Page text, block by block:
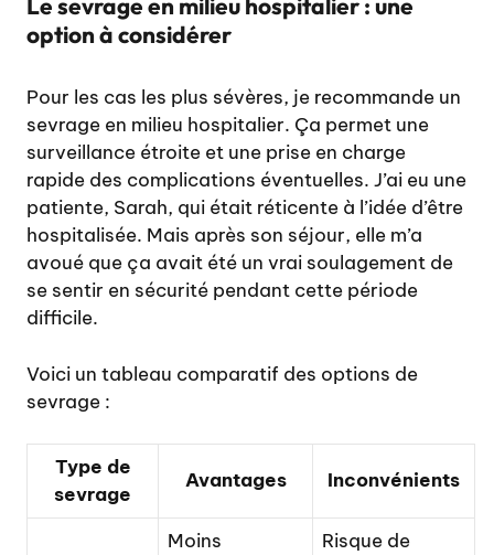
Le sevrage en milieu hospitalier : une
option à considérer
Pour les cas les plus sévères, je recommande un
sevrage en milieu hospitalier. Ça permet une
surveillance étroite et une prise en charge
rapide des complications éventuelles. J’ai eu une
patiente, Sarah, qui était réticente à l’idée d’être
hospitalisée. Mais après son séjour, elle m’a
avoué que ça avait été un vrai soulagement de
se sentir en sécurité pendant cette période
difficile.
Voici un tableau comparatif des options de
sevrage :
Type de
sevrage
Avantages Inconvénients
Moins
Risque de